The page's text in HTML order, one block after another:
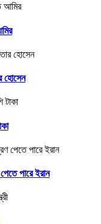
হোসেন
পারে ইরান